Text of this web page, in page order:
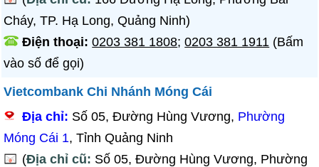
Cháy, TP. Hạ Long, Quảng Ninh)
Điện thoại:0203 381 1808;0203 381 1911 (Bấm
vào số để gọi)
Vietcombank Chi Nhánh Móng Cái
Địa chỉ: Số 05, Đường Hùng Vương, Phường
Móng Cái 1, Tỉnh Quảng Ninh
(Địa chỉ cũ: Số 05, Đường Hùng Vương, Phường